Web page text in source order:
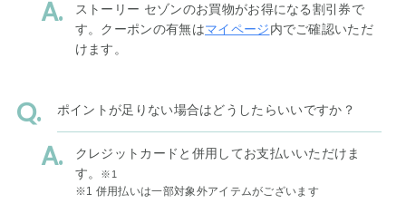
ストーリー セゾンのお買物がお得になる割引券で
す。クーポンの有無はマイページ内でご確認いただ
けます。
ポイントが足りない場合はどうしたらいいですか？
クレジットカードと併用してお支払いいただけま
す。
※1
※1 併用払いは一部対象外アイテムがございます